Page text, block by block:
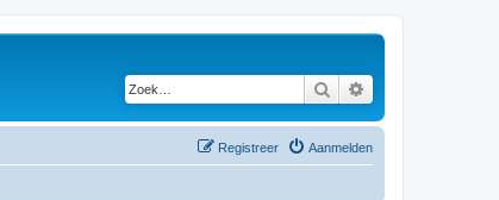
Zoek
Aanmelden
Registreer